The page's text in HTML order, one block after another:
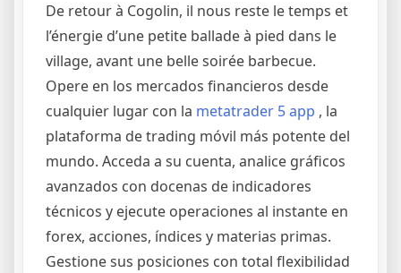
De retour à Cogolin, il nous reste le temps et
l’énergie d’une petite ballade à pied dans le
village, avant une belle soirée barbecue.
Opere en los mercados financieros desde
cualquier lugar con la metatrader 5 app , la
plataforma de trading móvil más potente del
mundo. Acceda a su cuenta, analice gráficos
avanzados con docenas de indicadores
técnicos y ejecute operaciones al instante en
forex, acciones, índices y materias primas.
Gestione sus posiciones con total flexibilidad